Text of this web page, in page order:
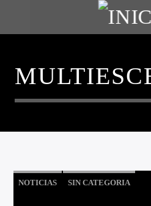
NOTICIAS SIN CATEGORIA